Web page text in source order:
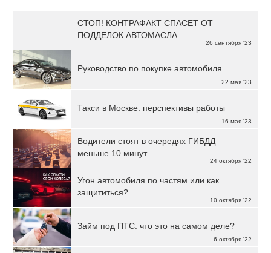
26 сентября '23
СТОП! КОНТРАФАКТ СПАСЕТ ОТ
ПОДДЕЛОК АВТОМАСЛА
22 мая '23
Руководство по покупке автомобиля
16 мая '23
Такси в Москве: перспективы работы
24 октября '22
Водители стоят в очередях ГИБДД
меньше 10 минут
10 октября '22
Угон автомобиля по частям или как
защититься?
6 октября '22
Займ под ПТС: что это на самом деле?